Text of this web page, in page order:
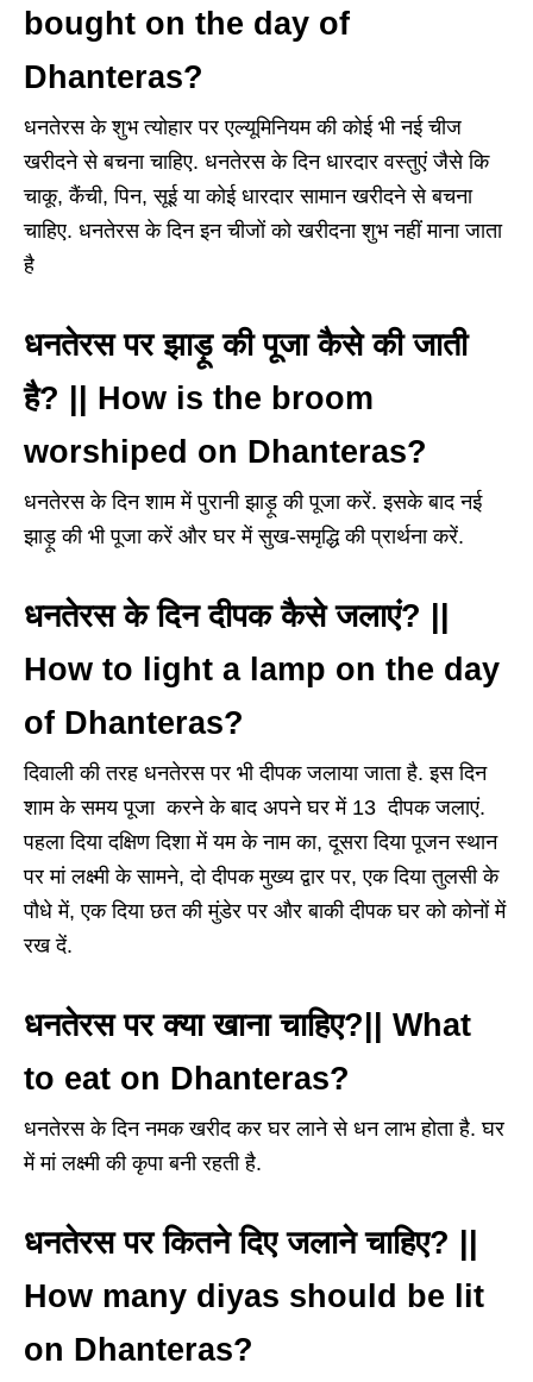
bought on the day of
Dhanteras?
धनतेरस के शुभ त्योहार पर एल्यूमिनियम की कोई भी नई चीज
खरीदने से बचना चाहिए. धनतेरस के दिन धारदार वस्तुएं जैसे कि
चाकू, कैंची, पिन, सूई या कोई धारदार सामान खरीदने से बचना
चाहिए. धनतेरस के दिन इन चीजों को खरीदना शुभ नहीं माना जाता
है
धनतेरस पर झाड़ू की पूजा कैसे की जाती
है? || How is the broom
worshiped on Dhanteras?
धनतेरस के दिन शाम में पुरानी झाड़ू की पूजा करें. इसके बाद नई
झाड़ू की भी पूजा करें और घर में सुख-समृद्धि की प्रार्थना करें.
धनतेरस के दिन दीपक कैसे जलाएं? ||
How to light a lamp on the day
of Dhanteras?
दिवाली की तरह धनतेरस पर भी दीपक जलाया जाता है. इस दिन
शाम के समय पूजा करने के बाद अपने घर में 13 दीपक जलाएं.
पहला दिया दक्षिण दिशा में यम के नाम का, दूसरा दिया पूजन स्थान
पर मां लक्ष्मी के सामने, दो दीपक मुख्य द्वार पर, एक दिया तुलसी के
पौधे में, एक दिया छत की मुंडेर पर और बाकी दीपक घर को कोनों में
रख दें.
धनतेरस पर क्या खाना चाहिए?|| What
to eat on Dhanteras?
धनतेरस के दिन नमक खरीद कर घर लाने से धन लाभ होता है. घर
में मां लक्ष्मी की कृपा बनी रहती है.
धनतेरस पर कितने दिए जलाने चाहिए? ||
How many diyas should be lit
on Dhanteras?